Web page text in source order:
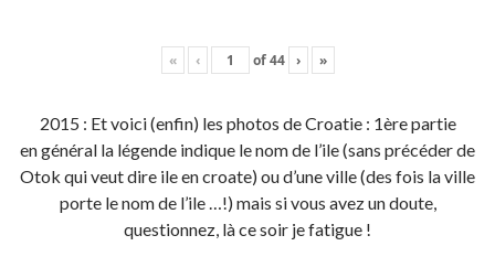
« ‹ of44 › »
2015 : Et voici (enfin) les photos de Croatie : 1ère partie
en général la légende indique le nom de l’ile (sans précéder de
Otok qui veut dire ile en croate) ou d’une ville (des fois la ville
porte le nom de l’ile …!) mais si vous avez un doute,
questionnez, là ce soir je fatigue !